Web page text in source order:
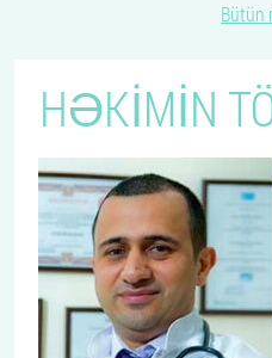
Bütün
HƏKIMIN